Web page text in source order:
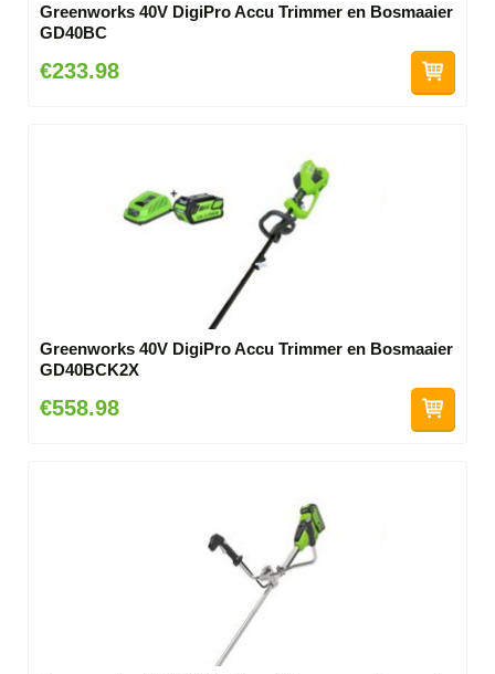
Greenworks 40V DigiPro Accu Trimmer en Bosmaaier
GD40BC
€233.98
Greenworks 40V DigiPro Accu Trimmer en Bosmaaier
GD40BCK2X
€558.98